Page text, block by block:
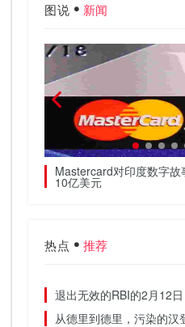
图说 新闻
Mastercard对印度数字
10亿美元
热点 推荐
退出无效的RBI的2月12日
从德里到德里，污染的